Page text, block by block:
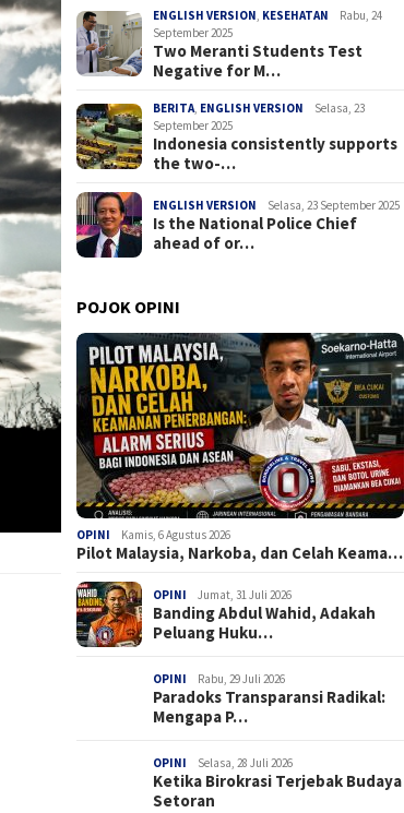
ENGLISH VERSION, KESEHATAN
Rabu, 24
September 2025
Two Meranti Students Test
Negative for M…
BERITA, ENGLISH VERSION
Selasa, 23
September 2025
Indonesia consistently supports
the two-…
ENGLISH VERSION Selasa, 23 September 2025
Is the National Police Chief
ahead of or…
POJOK OPINI
OPINI Kamis, 6 Agustus 2026
Pilot Malaysia, Narkoba, dan Celah Keama…
OPINI Jumat, 31 Juli 2026
Banding Abdul Wahid, Adakah
Peluang Huku…
OPINI Rabu, 29 Juli 2026
Paradoks Transparansi Radikal:
Mengapa P…
OPINI Selasa, 28 Juli 2026
Ketika Birokrasi Terjebak Budaya
Setoran